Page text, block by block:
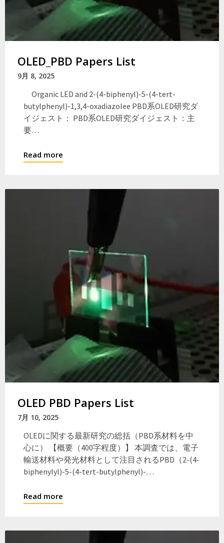
OLED_PBD Papers List
9月 8, 2025
Organic LED and 2-(4-biphenyl)-5-(4-tert-
butylphenyl)-1,3,4-oxadiazolee PBD系OLED研究ダ
イジェスト： PBD系OLED研究ダイジェスト：主
要…
Read more
OLED PBD Papers List
7月 10, 2025
OLEDに関する最新研究の総括（PBD系材料を中
心に） 【概要（400字程度）】 本調査では、電子
輸送材料や発光材料として注目されるPBD（2-(4-
biphenylyl)-5-(4-tert-butylphenyl)-…
Read more